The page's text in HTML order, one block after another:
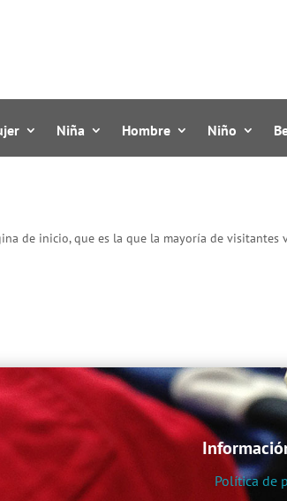
Niña Hombre Niño
de inicio, que es la que la mayoría de
Política de